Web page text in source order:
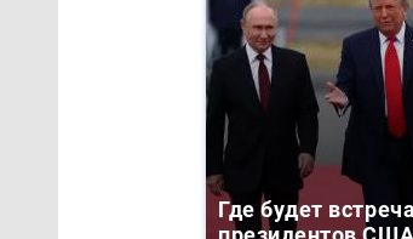
Где будет встреча